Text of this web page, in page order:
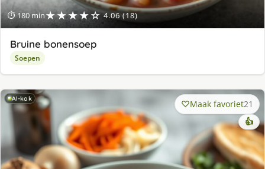
⏱ 180 min★★★★☆ 4.06 (18)
Bruine bonensoep
Soepen
AI-kok Maak favoriet21
👍